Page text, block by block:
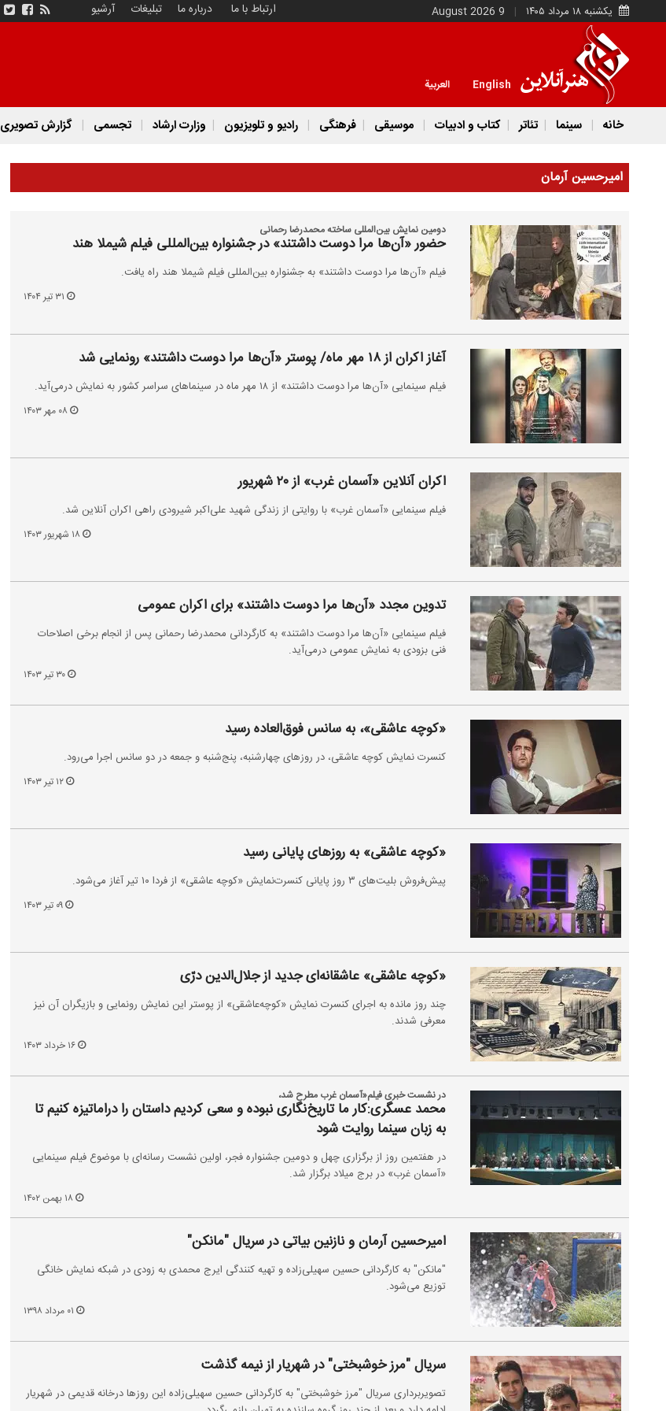
یکشنبه ۱۸ مرداد ۱۴۰۵ 9 August 2026 ارتباط با ما درباره ما تبلیغات آرشیو
English العربية
خانه سینما تئاتر کتاب و ادبیات موسیقی فرهنگی رادیو و تلویزیون وزارت ارشاد تجسمی گزارش تصویری
امیرحسین آرمان
دومین نمایش بین‌المللی ساخته محمدرضا رحمانی
حضور «آن‌ها مرا دوست داشتند» در جشنواره بین‌المللی فیلم شیملا هند
فیلم «آن‌ها مرا دوست داشتند» به جشنواره بین‌المللی فیلم شیملا هند راه یافت.
آغاز اکران از ۱۸ مهر ماه/ پوستر «آن‌ها مرا دوست داشتند» رونمایی شد
فیلم سینمایی «آن‌ها مرا دوست داشتند» از ۱۸ مهر ماه در سینماهای سراسر کشور به نمایش درمی‌آید.
اکران آنلاین «آسمان غرب» از ۲۰ شهریور
فیلم سینمایی «آسمان غرب» با روایتی از زندگی شهید علی‌اکبر شیرودی راهی اکران آنلاین شد.
تدوین مجدد «آن‌ها مرا دوست داشتند» برای اکران عمومی
فیلم سینمایی «آن‌ها مرا دوست داشتند» به کارگردانی محمدرضا رحمانی پس از انجام برخی اصلاحات
فنی بزودی به نمایش عمومی درمی‌آید.
۳۰ تیر ۱۴۰۳
«کوچه عاشقی»، به سانس فوق‌العاده رسید
کنسرت نمایش کوچه عاشقی، در روزهای چهارشنبه، پنج‌شنبه و جمعه در دو سانس اجرا می‌رود.
۱۲ تیر ۱۴۰۳
«کوچه عاشقی» به روزهای پایانی رسید
پیش‌فروش بلیت‌های ۳ روز پایانی کنسرت‌نمایش «کوچه‌ عاشقی» از فردا ۱۰ تیر آغاز می‌شود.
۰۹ تیر ۱۴۰۳
«کوچه عاشقی» عاشقانه‌ای جدید از جلال‌الدین درّی
چند روز مانده به اجرای کنسرت نمایش «کوچه‌عاشقی» از پوستر این نمایش رونمایی و بازیگران آن نیز
معرفی شدند.
۱۶ خرداد ۱۴۰۳
در نشست خبری فیلم«آسمان غرب مطرح شد،
محمد عسگری:کار ما تاریخ‌نگاری نبوده و سعی کردیم داستان را دراماتیزه کنیم تا
به زبان سینما روایت شود
در هفتمین روز از برگزاری چهل و دومین جشنواره فجر، اولین نشست رسانه‌ای با موضوع فیلم سینمایی
«آسمان غرب» در برج میلاد برگزار شد.
امیرحسین آرمان و نازنین بیاتی در سریال "مانکن"
"مانکن" به کارگردانی حسین سهیلی‌زاده و تهیه کنندگی ایرج محمدی به زودی در شبکه نمایش خانگی
توزیع می‌شود.
سریال "مرز خوشبختی" در شهریار از نیمه گذشت
تصویربرداری سریال "مرز خوشبختی" به کارگردانی حسین سهیلی‌زاده این روزها درخانه قدیمی در شهریار